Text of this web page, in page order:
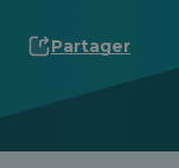
Partager